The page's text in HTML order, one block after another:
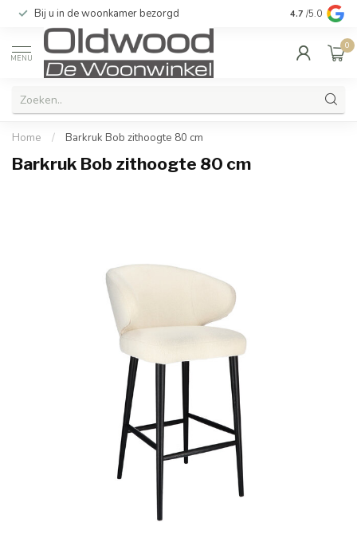
Bij u in de woonkamer bezorgd Kwaliteit &
4.7 /5.0
MENU
0
Home / Barkruk Bob zithoogte 80 cm
Barkruk Bob zithoogte 80 cm